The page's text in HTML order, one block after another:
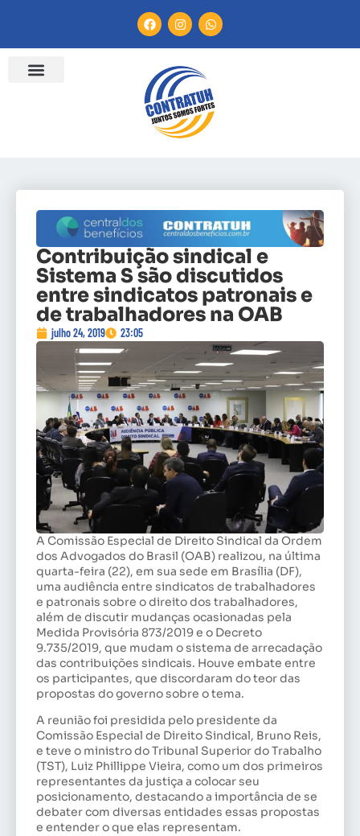
Contribuição sindical e
Sistema S são discutidos
entre sindicatos patronais e
de trabalhadores na OAB
julho 24, 2019 23:05
A Comissão Especial de Direito Sindical da Ordem
dos Advogados do Brasil (OAB) realizou, na última
quarta-feira (22), em sua sede em Brasília (DF),
uma audiência entre sindicatos de trabalhadores
e patronais sobre o direito dos trabalhadores,
além de discutir mudanças ocasionadas pela
Medida Provisória 873/2019 e o Decreto
9.735/2019, que mudam o sistema de arrecadação
das contribuições sindicais. Houve embate entre
os participantes, que discordaram do teor das
propostas do governo sobre o tema.
A reunião foi presidida pelo presidente da
Comissão Especial de Direito Sindical, Bruno Reis,
e teve o ministro do Tribunal Superior do Trabalho
(TST), Luiz Phillippe Vieira, como um dos primeiros
representantes da justiça a colocar seu
posicionamento, destacando a importância de se
debater com diversas entidades essas propostas
e entender o que elas representam.